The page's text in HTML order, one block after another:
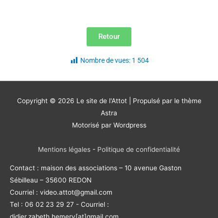
Retour
Nombre de vues: 1 504
Copyright © 2026 Le site de l'Attot| Propulsé par le thème
Astra
Motorisé par Wordpress
Mentions légales - Politique de confidentialité
Contact : maison des associations – 10 avenue Gaston
Sébilleau – 35600 REDON
Courriel : video.attot@gmail.com
Tel : 06 02 23 29 27 - Courriel :